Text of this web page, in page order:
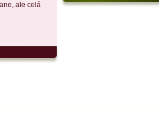
ale celá